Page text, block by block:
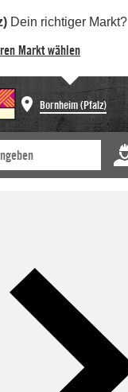
Dein richtiger Markt?
Markt wählen
Bornheim (Pfalz)